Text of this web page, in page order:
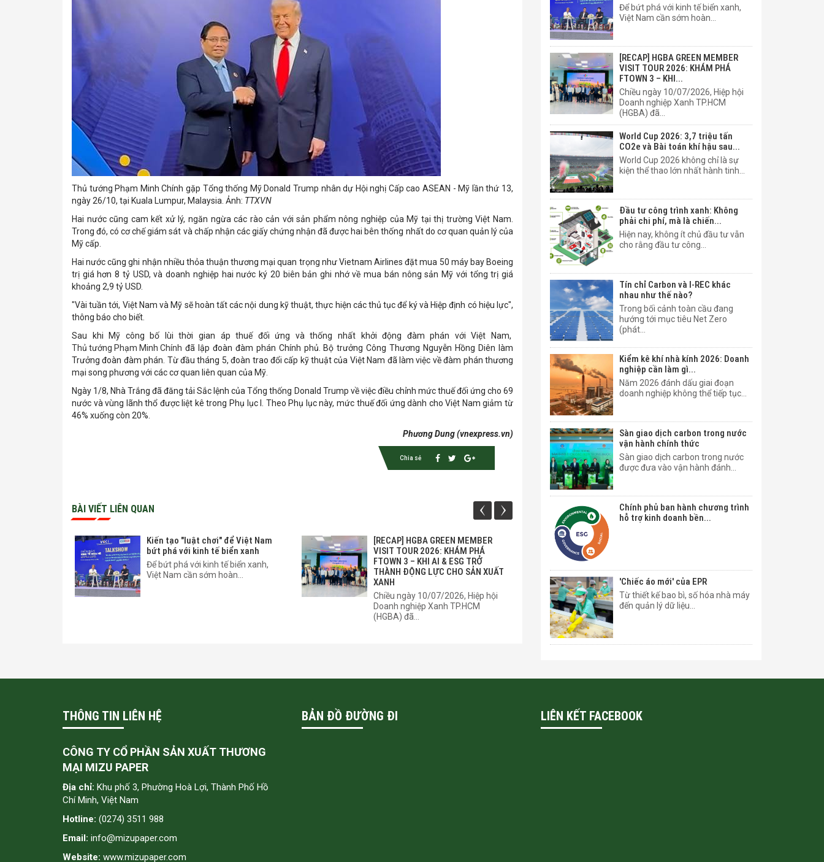
Thủ tướng Phạm Minh Chính gặp Tổng thống Mỹ Donald Trump nhân dự Hội nghị Cấp cao ASEAN - Mỹ lần thứ 13,
ngày 26/10, tại Kuala Lumpur, Malaysia. Ảnh: TTXVN
Hai nước cũng cam kết xử lý, ngăn ngừa các rào cản với sản phẩm nông nghiệp của Mỹ tại thị trường Việt Nam.
Trong đó, có cơ chế giám sát và chấp nhận các giấy chứng nhận đã được hai bên thống nhất do cơ quan quản lý của
Mỹ cấp.
Hai nước cũng ghi nhận nhiều thỏa thuận thương mại quan trọng như Vietnam Airlines đặt mua 50 máy bay Boeing
trị giá hơn 8 tỷ USD, và doanh nghiệp hai nước ký 20 biên bản ghi nhớ về mua bán nông sản Mỹ với tổng trị giá
khoảng 2,9 tỷ USD.
"Vài tuần tới, Việt Nam và Mỹ sẽ hoàn tất các nội dung kỹ thuật, thực hiện các thủ tục để ký và Hiệp định có hiệu lực",
thông báo cho biết.
Sau khi Mỹ công bố lùi thời gian áp thuế đối ứng và thống nhất khởi động đàm phán với Việt Nam,
Thủ tướng Phạm Minh Chính đã lập đoàn đàm phán Chính phủ. Bộ trưởng Công Thương Nguyễn Hồng Diên làm
Trưởng đoàn đàm phán. Từ đầu tháng 5, đoàn trao đổi cấp kỹ thuật của Việt Nam đã làm việc về đàm phán thương
mại song phương với các cơ quan liên quan của Mỹ.
Ngày 1/8, Nhà Trắng đã đăng tải Sắc lệnh của Tổng thống Donald Trump về việc điều chỉnh mức thuế đối ứng cho 69
nước và vùng lãnh thổ được liệt kê trong Phụ lục I. Theo Phụ lục này, mức thuế đối ứng dành cho Việt Nam giảm từ
46% xuống còn 20%.
Phương Dung (vnexpress.vn)
Chia sẻ
BÀI VIẾT LIÊN QUAN
Kiến tạo "luật chơi" để Việt Nam
bứt phá với kinh tế biển xanh
Để bứt phá với kinh tế biển xanh,
Việt Nam cần sớm hoàn...
[RECAP] HGBA GREEN MEMBER
VISIT TOUR 2026: KHÁM PHÁ
FTOWN 3 – KHI AI & ESG TRỞ
THÀNH ĐỘNG LỰC CHO SẢN XUẤT
XANH
Chiều ngày 10/07/2026, Hiệp hội
Doanh nghiệp Xanh TP.HCM
(HGBA) đã...
World Cup 2026: 3,7 triệu tấn CO2e
và Bài toán khí hậu sau sân cỏ
thể thao lớn nhất hành tinh...
Để bứt phá với kinh tế biển xanh,
Việt Nam cần sớm hoàn...
[RECAP] HGBA GREEN MEMBER
VISIT TOUR 2026: KHÁM PHÁ
FTOWN 3 – KHI...
Chiều ngày 10/07/2026, Hiệp hội
Doanh nghiệp Xanh TP.HCM
(HGBA) đã...
World Cup 2026: 3,7 triệu tấn
CO2e và Bài toán khí hậu sau...
World Cup 2026 không chỉ là sự
kiện thể thao lớn nhất hành tinh...
Đầu tư công trình xanh: Không
phải chi phí, mà là chiến...
Hiện nay, không ít chủ đầu tư vẫn
cho rằng đầu tư công...
Tín chỉ Carbon và I-REC khác
nhau như thế nào?
Trong bối cảnh toàn cầu đang
hướng tới mục tiêu Net Zero
(phát...
Kiểm kê khí nhà kính 2026: Doanh
nghiệp cần làm gì...
Năm 2026 đánh dấu giai đoạn
doanh nghiệp không thể tiếp tục...
Sàn giao dịch carbon trong nước
vận hành chính thức
Sàn giao dịch carbon trong nước
được đưa vào vận hành đánh...
Chính phủ ban hành chương trình
hỗ trợ kinh doanh bền...
'Chiếc áo mới' của EPR
Từ thiết kế bao bì, số hóa nhà máy
đến quản lý dữ liệu...
THÔNG TIN LIÊN HỆ
CÔNG TY CỔ PHẦN SẢN XUẤT THƯƠNG
MẠI MIZU PAPER
Địa chỉ: Khu phố 3, Phường Hoà Lợi, Thành Phố Hồ
Chí Minh, Việt Nam
Hotline: (0274) 3511 988
Email: info@mizupaper.com
Website: www.mizupaper.com
BẢN ĐỒ ĐƯỜNG ĐI LIÊN KẾT FACEBOOK